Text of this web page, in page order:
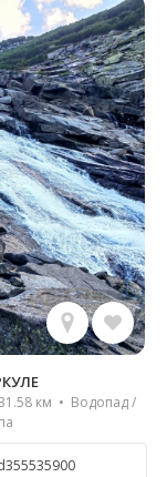
км • Водопад /